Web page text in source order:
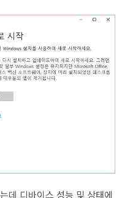
데 디바이스 성능 및 상태에